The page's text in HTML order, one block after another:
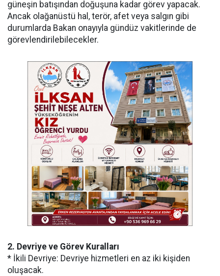
güneşin batışından doğuşuna kadar görev yapacak.
Ancak olağanüstü hal, terör, afet veya salgın gibi
durumlarda Bakan onayıyla gündüz vakitlerinde de
görevlendirilebilecekler.
2. Devriye ve Görev Kuralları
* İkili Devriye: Devriye hizmetleri en az iki kişiden
oluşacak.